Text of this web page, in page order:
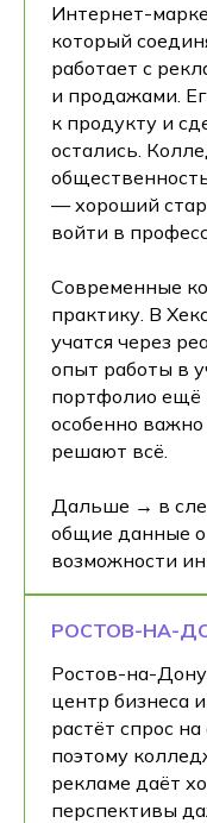
Интернет-
который
работает с
и продажами.
к продукту и
остались.
— хороший
войти в
Современные
практику. В
учатся через
опыт работы в
портфолио ещё
особенно
решают всё.
Дальше → в
общие данные
возможности
РОСТОВ-НА-
Ростов-на-Дону
центр бизнеса
растёт спрос
поэтому
рекламе даёт
перспективы